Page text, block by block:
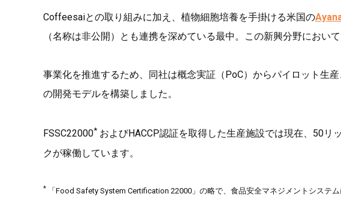
Coffeesaiとの取り組みに加え、植物細胞培養を手掛ける米国の
（名称は非公開）とも連携を深めている最中。この新興分野におい
事業化を推進するため、同社は概念実証（PoC）からパイロット生
の開発モデルを構築しました。
FSSC22000* およびHACCP認証を取得した生産施設では現在、50リ
クが稼働しています。
* 「Food Safety System Certification 22000」の略で、食品安全マネジメントシステ